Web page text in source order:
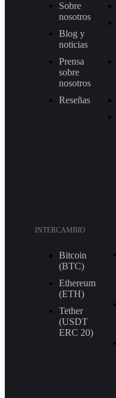
Sobre
nosotros
Blog y
noticias
Prensa
sobre
nosotros
Reseñas
INTERCAMBIO
Bitcoin
(BTC)
Ethereum
(ETH)
Tether
(USDT
ERС 20)